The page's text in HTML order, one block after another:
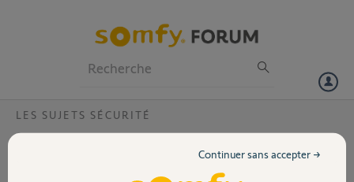
Volet
LES SUJETS SÉCURITÉ
Problème association alarme et compte
Continuer sans accepter →